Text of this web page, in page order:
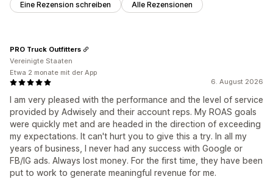
Eine Rezension schreiben Alle Rezensionen
6. August 2026
I am very pleased with the performance and the level of service
provided by Adwisely and their account reps. My ROAS goals
were quickly met and are headed in the direction of exceeding
my expectations. It can't hurt you to give this a try. In all my
years of business, I never had any success with Google or
FB/IG ads. Always lost money. For the first time, they have been
put to work to generate meaningful revenue for me.
PRO Truck Outfitters
Vereinigte Staaten
Etwa 2 monate mit der App